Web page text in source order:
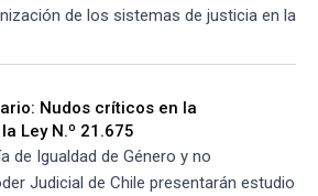
de los sistemas de justicia en la
Nudos críticos en la
Ley N.º 21.675
de Igualdad de Género y no
Judicial de Chile presentarán estudio